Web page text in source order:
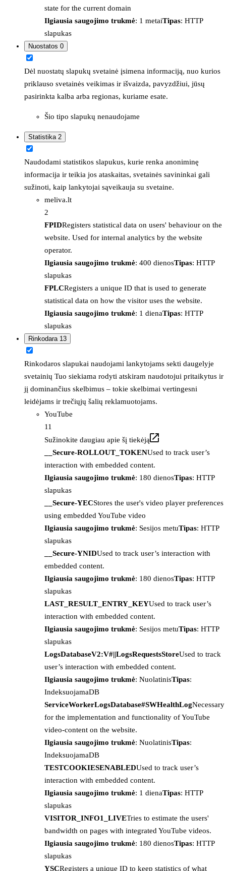
state for the current domain
Ilgiausia saugojimo trukmė: 1 metaiTipas: HTTP
slapukas
Nuostatos 0
Dėl nuostatų slapukų svetainė įsimena informaciją, nuo kurios
priklauso svetainės veikimas ir išvaizda, pavyzdžiui, jūsų
pasirinkta kalba arba regionas, kuriame esate.
Šio tipo slapukų nenaudojame
Statistika 2
Naudodami statistikos slapukus, kurie renka anoniminę
informacija ir teikia jos ataskaitas, svetainės savininkai gali
sužinoti, kaip lankytojai sąveikauja su svetaine.
meliva.lt
2
FPIDRegisters statistical data on users' behaviour on the
website. Used for internal analytics by the website
operator.
Ilgiausia saugojimo trukmė: 400 dienosTipas: HTTP
slapukas
FPLCRegisters a unique ID that is used to generate
statistical data on how the visitor uses the website.
Ilgiausia saugojimo trukmė: 1 dienaTipas: HTTP
slapukas
Rinkodara 13
Rinkodaros slapukai naudojami lankytojams sekti daugelyje
svetainių Tuo siekiama rodyti atskiram naudotojui pritaikytus ir
jį dominančius skelbimus – tokie skelbimai vertingesni
leidėjams ir trečiųjų šalių reklamuotojams.
YouTube
11
Sužinokite daugiau apie šį tiekėją
__Secure-ROLLOUT_TOKENUsed to track user’s
interaction with embedded content.
Ilgiausia saugojimo trukmė: 180 dienosTipas: HTTP
slapukas
__Secure-YECStores the user's video player preferences
using embedded YouTube video
Ilgiausia saugojimo trukmė: Sesijos metuTipas: HTTP
slapukas
__Secure-YNIDUsed to track user’s interaction with
embedded content.
Ilgiausia saugojimo trukmė: 180 dienosTipas: HTTP
slapukas
LAST_RESULT_ENTRY_KEYUsed to track user’s
interaction with embedded content.
Ilgiausia saugojimo trukmė: Sesijos metuTipas: HTTP
slapukas
LogsDatabaseV2:V#||LogsRequestsStoreUsed to track
user’s interaction with embedded content.
Ilgiausia saugojimo trukmė: NuolatinisTipas:
IndeksuojamaDB
ServiceWorkerLogsDatabase#SWHealthLogNecessary
for the implementation and functionality of YouTube
video-content on the website.
Ilgiausia saugojimo trukmė: NuolatinisTipas:
IndeksuojamaDB
TESTCOOKIESENABLEDUsed to track user’s
interaction with embedded content.
Ilgiausia saugojimo trukmė: 1 dienaTipas: HTTP
slapukas
VISITOR_INFO1_LIVETries to estimate the users'
bandwidth on pages with integrated YouTube videos.
Ilgiausia saugojimo trukmė: 180 dienosTipas: HTTP
slapukas
YSCRegisters a unique ID to keep statistics of what